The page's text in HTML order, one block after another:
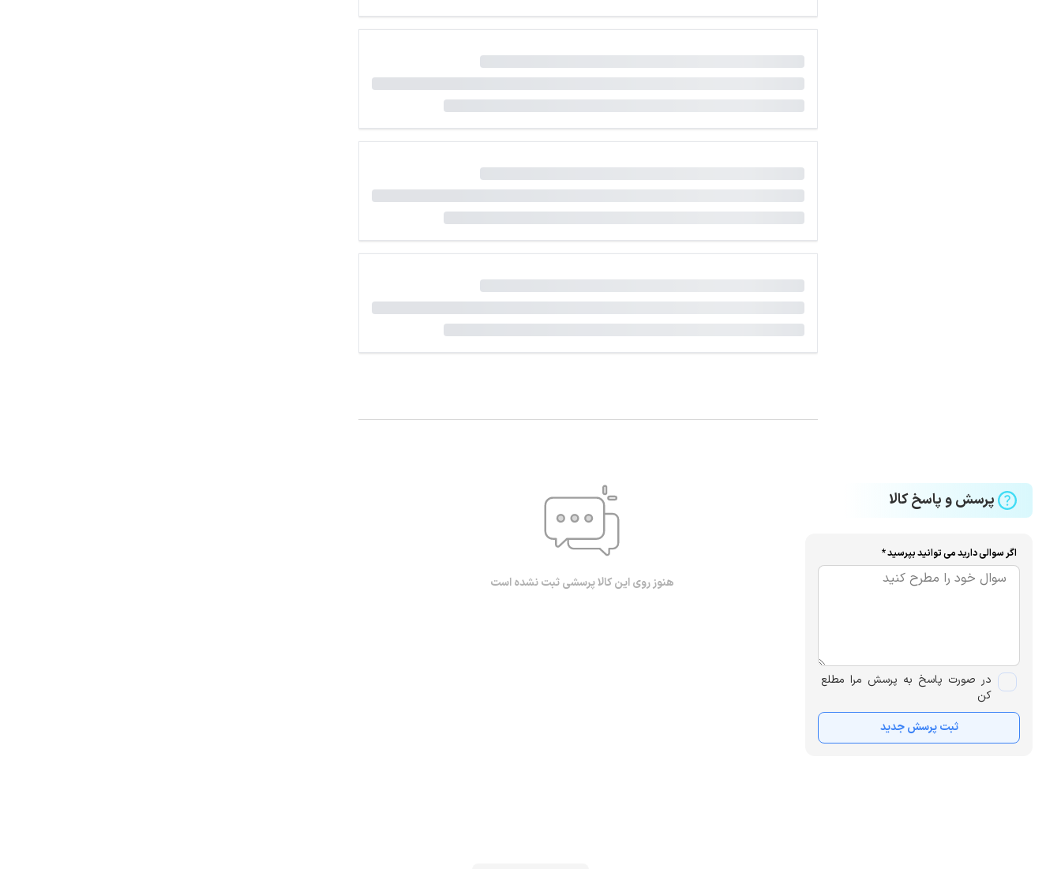
پرسش و پاسخ کالا
اگر سوالی دارید می توانید بپرسید *
در صورت پاسخ به پرسش مرا مطلع
کن
ثبت پرسش جدید
هنوز روی این کالا پرسشی ثبت نشده است